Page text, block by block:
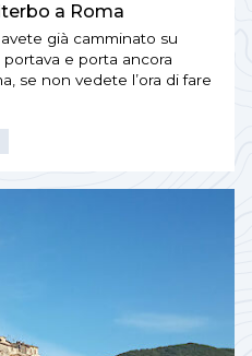
a Roma
già camminato su
e porta ancora
se non vedete l’ora di fare